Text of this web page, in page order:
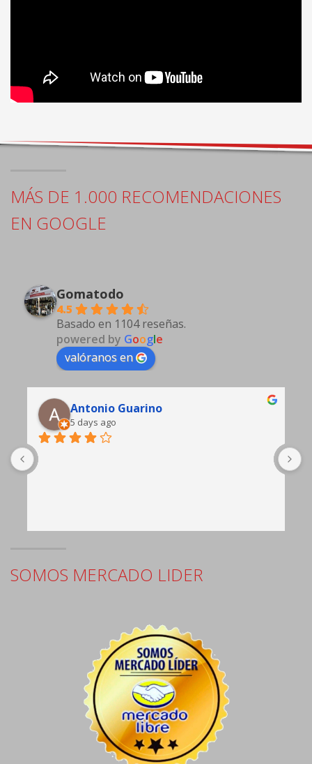
MÁS DE 1.000 RECOMENDACIONES
EN GOOGLE
Gomatodo
4.5
Basado en 1104 reseñas.
powered by Google
valóranos en
Edgardo Gasto
7 days ago
SOMOS MERCADO LIDER